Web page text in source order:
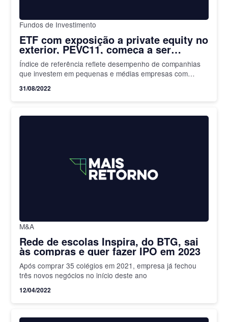
Fundos de Investimento
ETF com exposição a private equity no
exterior, PEVC11, começa a ser
negociado na B3
Índice de referência reflete desempenho de companhias
que investem em pequenas e médias empresas com
31/08/2022
M&A
Rede de escolas Inspira, do BTG, sai
às compras e quer fazer IPO em 2023
Após comprar 35 colégios em 2021, empresa já fechou
três novos negócios no início deste ano
12/04/2022